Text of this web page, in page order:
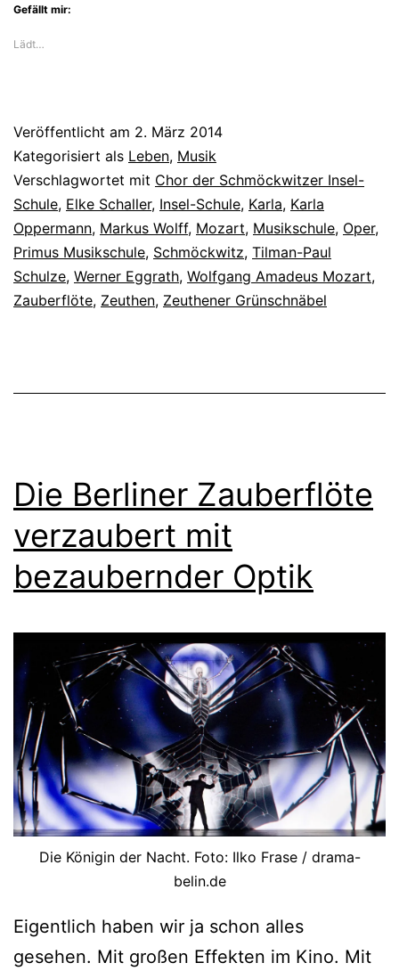
Gefällt mir:
Lädt…
Veröffentlicht am 2. März 2014
Kategorisiert als Leben, Musik
Verschlagwortet mit Chor der Schmöckwitzer Insel-
Schule, Elke Schaller, Insel-Schule, Karla, Karla
Oppermann, Markus Wolff, Mozart, Musikschule, Oper,
Primus Musikschule, Schmöckwitz, Tilman-Paul
Schulze, Werner Eggrath, Wolfgang Amadeus Mozart,
Zauberflöte, Zeuthen, Zeuthener Grünschnäbel
Die Berliner Zauberflöte
verzaubert mit
bezaubernder Optik
Die Königin der Nacht. Foto: Ilko Frase / drama-
belin.de
Eigentlich haben wir ja schon alles
gesehen. Mit großen Effekten im Kino. Mit